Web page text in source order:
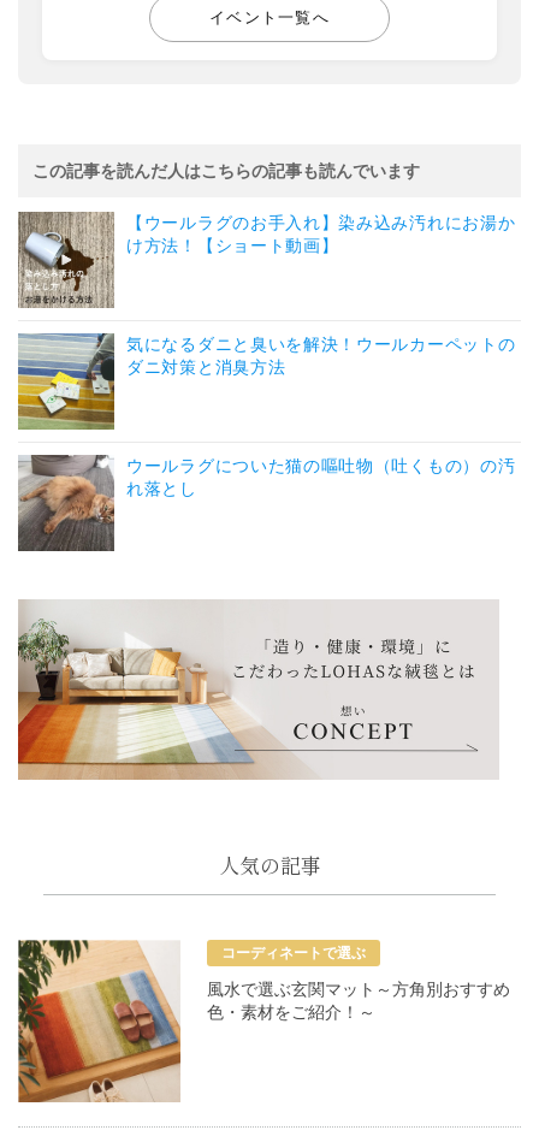
イベント一覧へ
この記事を読んだ人はこちらの記事も読んでいます
【ウールラグのお手入れ】染み込み汚れにお湯か
け方法！【ショート動画】
気になるダニと臭いを解決！ウールカーペットの
ダニ対策と消臭方法
ウールラグについた猫の嘔吐物（吐くもの）の汚
れ落とし
人気の記事
コーディネートで選ぶ
風水で選ぶ玄関マット～方角別おすすめ
色・素材をご紹介！～